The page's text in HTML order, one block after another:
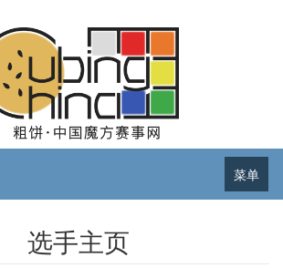
菜单
选手主页